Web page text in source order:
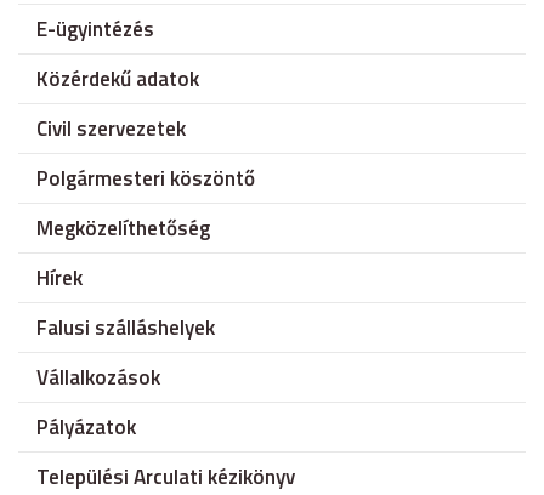
E-ügyintézés
Közérdekű adatok
Civil szervezetek
Polgármesteri köszöntő
Megközelíthetőség
Hírek
Falusi szálláshelyek
Vállalkozások
Pályázatok
Települési Arculati kézikönyv